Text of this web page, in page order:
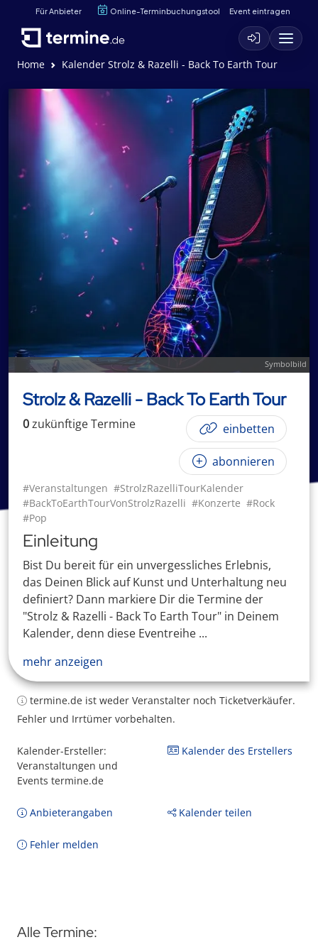
Für Anbieter Online-Terminbuchungstool Event eintragen
Home Kalender Strolz & Razelli - Back To Earth Tour
Symbolbild
Strolz & Razelli - Back To Earth Tour
0zukünftigeTermine einbetten
abonnieren
#Veranstaltungen #StrolzRazelliTourKalender
#BackToEarthTourVonStrolzRazelli #Konzerte #Rock
#Pop
Einleitung
Bist Du bereit für ein unvergessliches Erlebnis,
das Deinen Blick auf Kunst und Unterhaltung neu
definiert? Dann markiere Dir die Termine der
"Strolz & Razelli - Back To Earth Tour" in Deinem
Kalender, denn diese Eventreihe ...
mehr anzeigen
termine.de ist weder Veranstalter noch Ticketverkäufer.
Fehler und Irrtümer vorbehalten.
Kalender-Ersteller:
Veranstaltungen und
Events termine.de
Kalender des Erstellers
Anbieterangaben Kalender teilen
Fehler melden
Alle Termine: